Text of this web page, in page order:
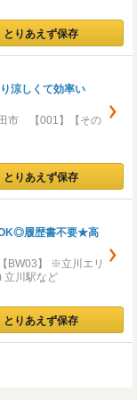
とりあえず保存
涼しくて効率い
市 【001】【その
とりあえず保存
OK◎履歴書不要★高
BW03】 ※立川エリ
立川駅など
とりあえず保存